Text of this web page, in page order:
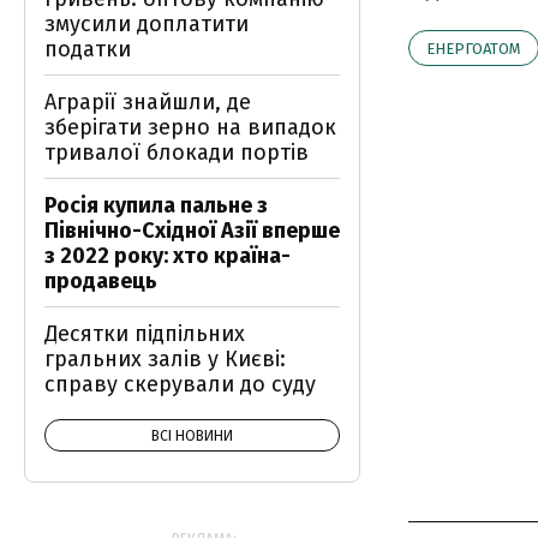
ЕНЕРГОАТОМ
змусили доплатити
податки
Аграрії знайшли, де
зберігати зерно на випадок
тривалої блокади портів
Росія купила пальне з
Північно-Східної Азії вперше
з 2022 року: хто країна-
продавець
Десятки підпільних
гральних залів у Києві:
справу скерували до суду
ВСІ НОВИНИ